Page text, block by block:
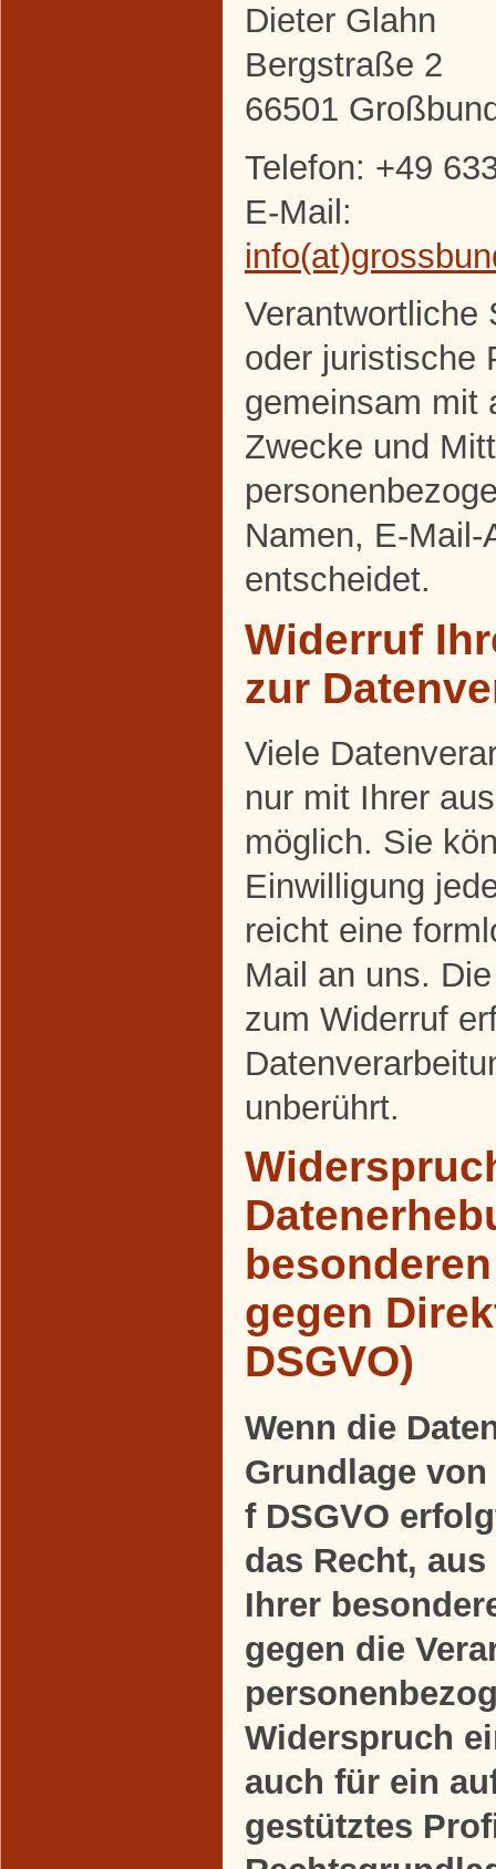
Dieter Glahn
Bergstraße 2
66501
Telefon: +49
E-Mail:
Verantwortliche
oder juristische
gemeinsam mit
Zwecke und
Namen, E-
entscheidet.
Widerruf
zur
Viele
nur mit Ihrer
möglich. Sie
Einwilligung
reicht eine
Mail an uns.
zum Widerruf
unberührt.
gegen
DSGVO)
Wenn die
Grundlage
f DSGVO
das Recht,
Ihrer
gegen die
Widerspruch
auch für ein
gestütztes